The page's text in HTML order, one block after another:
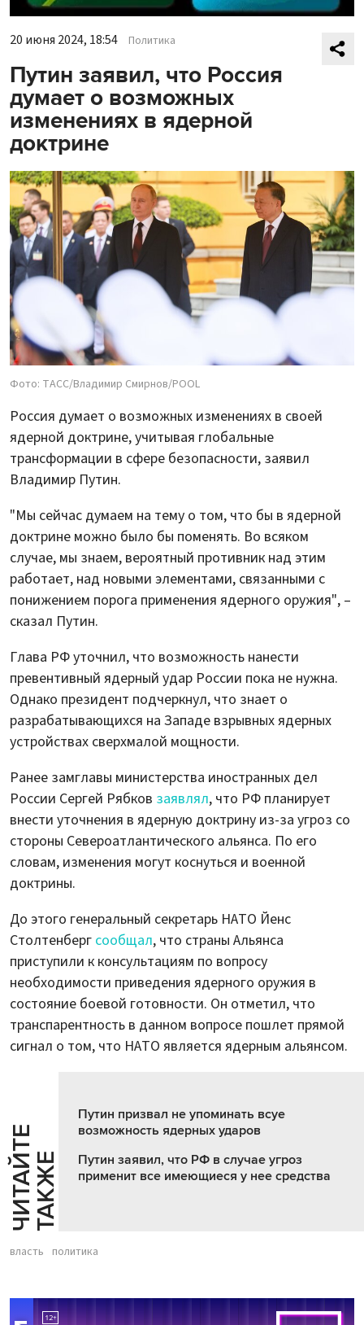
20 июня 2024, 18:54 Политика
Путин заявил, что Россия
думает о возможных
изменениях в ядерной
доктрине
Фото: ТАСС/Владимир Смирнов/POOL
Россия думает о возможных изменениях в своей
ядерной доктрине, учитывая глобальные
трансформации в сфере безопасности, заявил
Владимир Путин.
"Мы сейчас думаем на тему о том, что бы в ядерной
доктрине можно было бы поменять. Во всяком
случае, мы знаем, вероятный противник над этим
работает, над новыми элементами, связанными с
понижением порога применения ядерного оружия", –
сказал Путин.
Глава РФ уточнил, что возможность нанести
превентивный ядерный удар России пока не нужна.
Однако президент подчеркнул, что знает о
разрабатывающихся на Западе взрывных ядерных
устройствах сверхмалой мощности.
Ранее замглавы министерства иностранных дел
России Сергей Рябков заявлял, что РФ планирует
внести уточнения в ядерную доктрину из-за угроз со
стороны Североатлантического альянса. По его
словам, изменения могут коснуться и военной
доктрины.
До этого генеральный секретарь НАТО Йенс
Столтенберг сообщал, что страны Альянса
приступили к консультациям по вопросу
необходимости приведения ядерного оружия в
состояние боевой готовности. Он отметил, что
транспарентность в данном вопросе пошлет прямой
сигнал о том, что НАТО является ядерным альянсом.
Ч
И
Т
АЙ
Т
Е
Т
А
К
ЖЕ
Путин призвал не упоминать всуе
возможность ядерных ударов
Путин заявил, что РФ в случае угроз
применит все имеющиеся у нее средства
власть политика